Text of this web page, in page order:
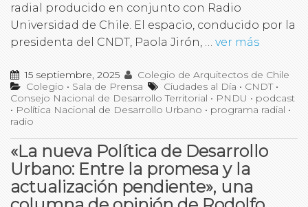
radial producido en conjunto con Radio
Universidad de Chile. El espacio, conducido por la
presidenta del CNDT, Paola Jirón, … ver más
15 septiembre, 2025
Colegio de Arquitectos de Chile
Colegio • Sala de Prensa Ciudades al Día • CNDT•
Consejo Nacional de Desarrollo Territorial • PNDU • podcast
• Política Nacional de Desarrollo Urbano • programa radial •
radio
«La nueva Política de Desarrollo
Urbano: Entre la promesa y la
actualización pendiente», una